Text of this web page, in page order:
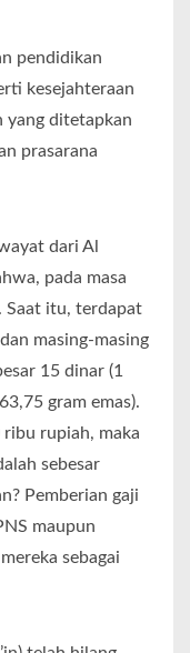
pendidikan
kesejahteraan
yang ditetapkan
prasarana
dari Al
pada masa
Saat itu, terdapat
masing-masing
15 dinar (1
gram emas).
ribu rupiah, maka
sebesar
Pemberian gaji
maupun
sebagai